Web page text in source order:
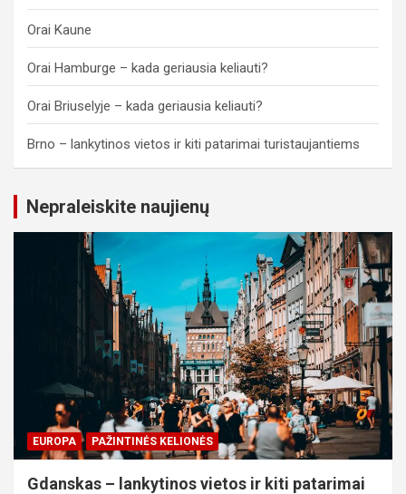
Orai Kaune
Orai Hamburge – kada geriausia keliauti?
Orai Briuselyje – kada geriausia keliauti?
Brno – lankytinos vietos ir kiti patarimai turistaujantiems
Nepraleiskite naujienų
EUROPA PAŽINTINĖS KELIONĖS
Gdanskas – lankytinos vietos ir kiti patarimai